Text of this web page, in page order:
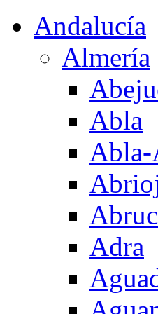
Andalucía
Almería
Abla
Abla-
Adra